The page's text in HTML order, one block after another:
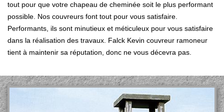
tout pour que votre chapeau de cheminée soit le plus performant
possible. Nos couvreurs font tout pour vous satisfaire.
Performants, ils sont minutieux et méticuleux pour vous satisfaire
dans la réalisation des travaux. Falck Kevin couvreur ramoneur
tient à maintenir sa réputation, donc ne vous décevra pas.